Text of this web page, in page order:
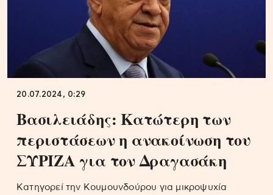
20.07.2024, 0:29
Βασιλειάδης: Κατώτερη των
περιστάσεων η ανακοίνωση του
ΣΥΡΙΖΑ για τον Δραγασάκη
Κατηγορεί την Κουμουνδούρου για μικροψυχία